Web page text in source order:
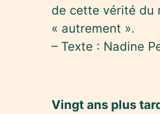
de cette vérité du
« autrement ».
– Texte : Nadine
Vingt ans plus